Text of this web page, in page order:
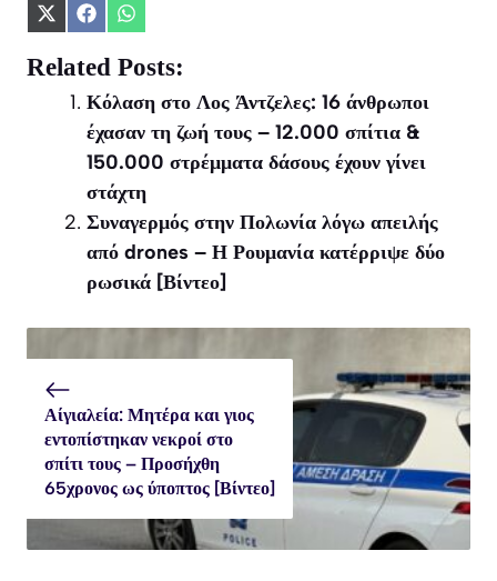
Share
X
(Twitter)
Share
Facebook
Share
WhatsApp
Related Posts:
Κόλαση στο Λος Άντζελες: 16 άνθρωποι
έχασαν τη ζωή τους – 12.000 σπίτια &
150.000 στρέμματα δάσους έχουν γίνει
στάχτη
Συναγερμός στην Πολωνία λόγω απειλής
από drones – Η Ρουμανία κατέρριψε δύο
ρωσικά [Βίντεο]
Αίγιαλεία: Μητέρα και γιος
εντοπίστηκαν νεκροί στο
σπίτι τους – Προσήχθη
65χρονος ως ύποπτος [Βίντεο]